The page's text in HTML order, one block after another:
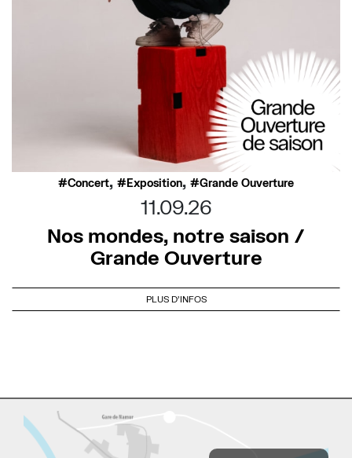
Concert, Exposition, Grande Ouverture
11.09.26
Nos mondes, notre saison /
Grande Ouverture
PLUS D'INFOS